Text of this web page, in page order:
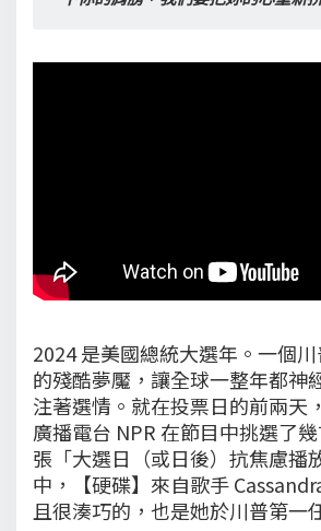
2024 是美國總統大選年。一個
的殘酷夢魘，讓全球一整年都神
注著選情。就在投票日的前兩天
廣播電台 NPR 在節目中挑選了
張「大選日（或日後）抗焦慮播
中，【硬碟】來自歌手
且很湊巧的，也是她於川普第一